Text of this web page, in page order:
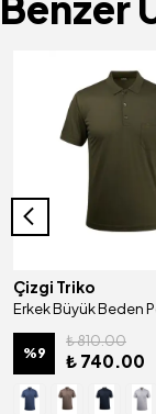
Çizgi Triko
%9
₺ 810.00
₺ 740.00